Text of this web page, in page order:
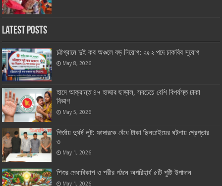
Latest Posts
চট্টগ্রামে দুই কর অঞ্চলে বড় নিয়োগ: ২৫২ পদে চাকরির সুযোগ
May 8, 2026
হামে আক্রান্ত ৪৭ হাজার ছাড়াল, সবচেয়ে বেশি বিপর্যস্ত ঢাকা
বিভাগ
May 5, 2026
গির্জায় দুর্ধর্ষ লুট: ফাদারকে বেঁধে টাকা ছিনতাইয়ের ঘটনায় গ্রেপ্তার
৩
May 1, 2026
শিশুর মেধাবিকাশ ও শরীর গঠনে অপরিহার্য ৫টি পুষ্টি উপাদান
May 1, 2026